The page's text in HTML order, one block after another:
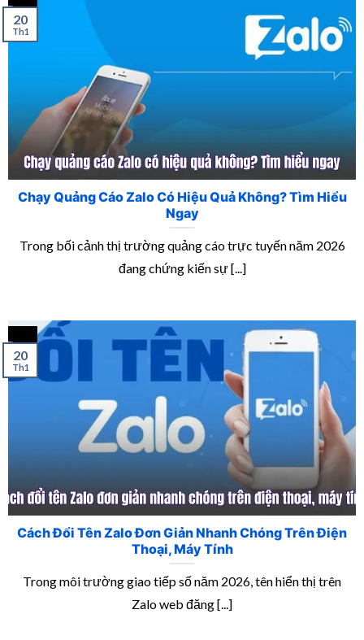
Chạy Quảng Cáo Zalo Có Hiệu Quả Không? Tìm Hiểu
Ngay
Trong bối cảnh thị trường quảng cáo trực tuyến năm 2026
đang chứng kiến sự [...]
20
Th1
Cách Đổi Tên Zalo Đơn Giản Nhanh Chóng Trên Điện
Thoại, Máy Tính
Trong môi trường giao tiếp số năm 2026, tên hiển thị trên
Zalo web đăng [...]
20
Th1